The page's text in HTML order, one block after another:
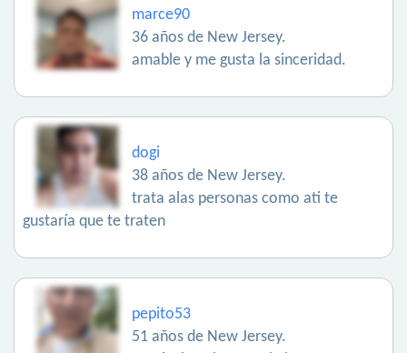
marce90
36 años de New Jersey.
amable y me gusta la sinceridad.
dogi
38 años de New Jersey.
trata alas personas como ati te
gustaría que te traten
pepito53
51 años de New Jersey.